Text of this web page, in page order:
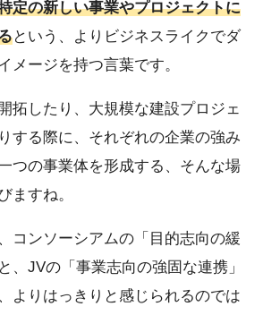
定の新しい事業やプロジェクトに
という、よりビジネスライクでダ
メージを持つ言葉です。
拓したり、大規模な建設プロジェ
する際に、それぞれの企業の強み
つの事業体を形成する、そんな場
ますね。
コンソーシアムの「目的志向の緩
、JVの「事業志向の強固な連携」
よりはっきりと感じられるのでは